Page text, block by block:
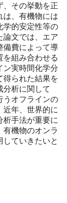
、その挙動を正
は、有機物には
学的安定性等の
論文では、エア
備費によって導
を組み合わせる
ン実時間化学分
得られた結果を
分析に関して
うオフラインの
近年、世界的に
析手法が重要に
有機物のオンラ
ていきたいと